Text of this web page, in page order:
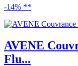
-14% **
AVENE
Flu...